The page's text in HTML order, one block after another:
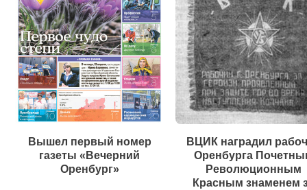
Вышел первый номер
газеты «Вечерний
Оренбург»
ВЦИК наградил
Оренбурга
Революционным
Красным знаменем